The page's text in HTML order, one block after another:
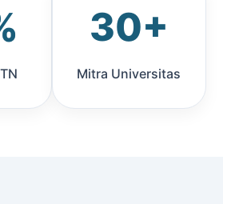
30+
Mitra Universitas